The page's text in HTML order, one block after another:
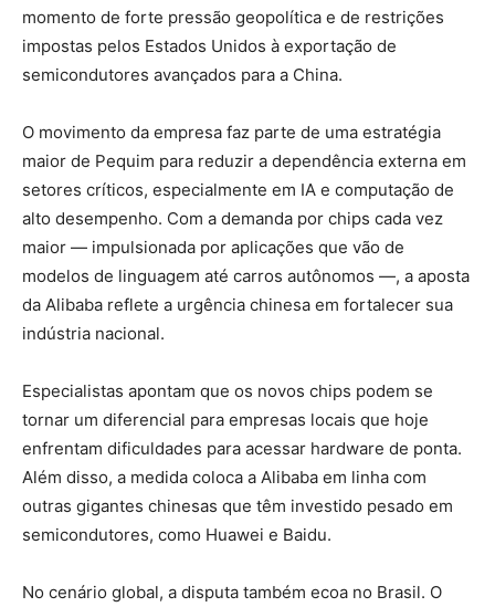
momento de forte pressão geopolítica e de restrições
impostas pelos Estados Unidos à exportação de
semicondutores avançados para a China.
O movimento da empresa faz parte de uma estratégia
maior de Pequim para reduzir a dependência externa em
setores críticos, especialmente em IA e computação de
alto desempenho. Com a demanda por chips cada vez
maior — impulsionada por aplicações que vão de
modelos de linguagem até carros autônomos —, a aposta
da Alibaba reflete a urgência chinesa em fortalecer sua
indústria nacional.
Especialistas apontam que os novos chips podem se
tornar um diferencial para empresas locais que hoje
enfrentam dificuldades para acessar hardware de ponta.
Além disso, a medida coloca a Alibaba em linha com
outras gigantes chinesas que têm investido pesado em
semicondutores, como Huawei e Baidu.
No cenário global, a disputa também ecoa no Brasil. O